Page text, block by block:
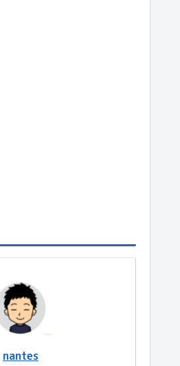
nantes